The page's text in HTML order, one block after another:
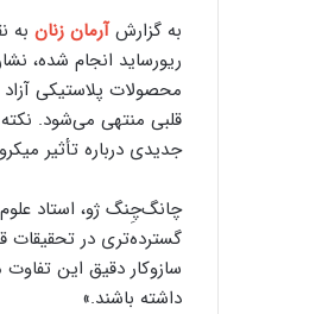
به گزارشآرمان زنان
ریورساید انجام شده،
محصولات پلاستیکی
قلبی منتهی می‌شود.
جدیدی درباره تأثیر
گسترده‌تری در تحقیقات
سازوکار دقیق این
داشته باشند.»